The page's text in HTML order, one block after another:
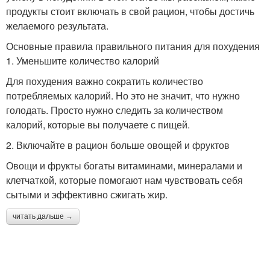
продукты стоит включать в свой рацион, чтобы достичь
желаемого результата.
Основные правила правильного питания для похудения
1. Уменьшите количество калорий
Для похудения важно сократить количество
потребляемых калорий. Но это не значит, что нужно
голодать. Просто нужно следить за количеством
калорий, которые вы получаете с пищей.
2. Включайте в рацион больше овощей и фруктов
Овощи и фрукты богаты витаминами, минералами и
клетчаткой, которые помогают нам чувствовать себя
сытыми и эффективно сжигать жир.
читать дальше →